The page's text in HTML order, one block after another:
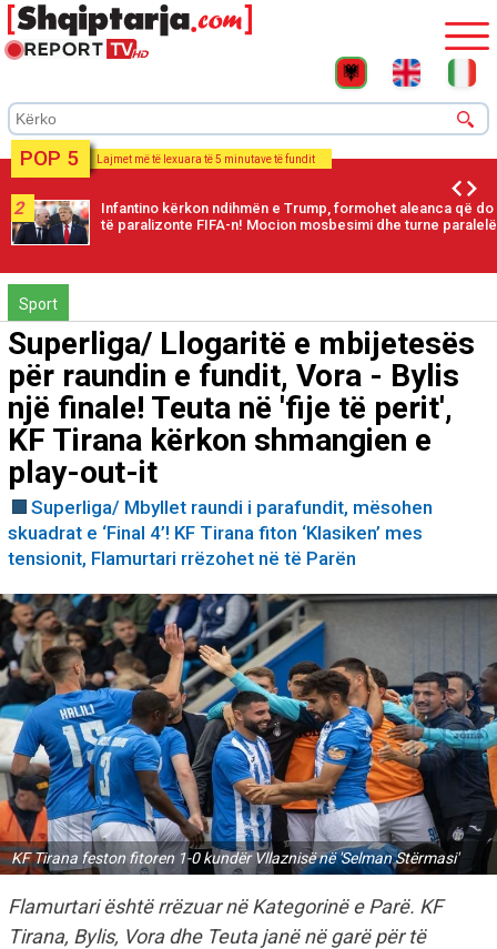
POP 5 Lajmet më të lexuara të 5 minutave të fundit
2
Infantino kërkon ndihmën e Trump, formohet aleanca që do
të paralizonte FIFA-n! Mocion mosbesimi dhe turne paralelë
Sport
Superliga/ Llogaritë e mbijetesës
për raundin e fundit, Vora - Bylis
një finale! Teuta në 'fije të perit',
KF Tirana kërkon shmangien e
play-out-it
Superliga/ Mbyllet raundi i parafundit, mësohen
skuadrat e ‘Final 4’! KF Tirana fiton ‘Klasiken’ mes
tensionit, Flamurtari rrëzohet në të Parën
KF Tirana feston fitoren 1-0 kundër Vllaznisë në 'Selman Stërmasi'
Flamurtari është rrëzuar në Kategorinë e Parë. KF
Tirana, Bylis, Vora dhe Teuta janë në garë për të